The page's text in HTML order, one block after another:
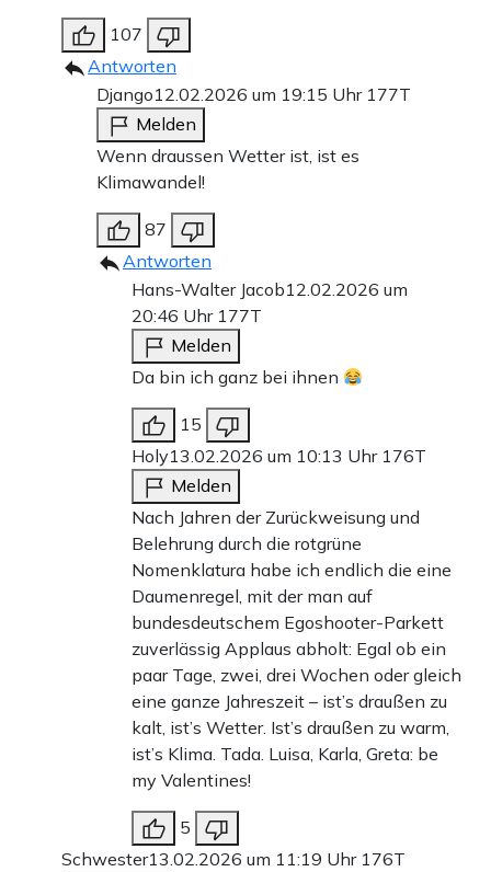
107
Antworten
Django12.02.2026 um 19:15 Uhr 177T
Melden
Wenn draussen Wetter ist, ist es
Klimawandel!
87
Antworten
Hans-Walter Jacob12.02.2026 um
20:46 Uhr 177T
Melden
Da bin ich ganz bei ihnen
15
Holy13.02.2026 um 10:13 Uhr 176T
Melden
Nach Jahren der Zurückweisung und
Belehrung durch die rotgrüne
Nomenklatura habe ich endlich die eine
Daumenregel, mit der man auf
bundesdeutschem Egoshooter-Parkett
zuverlässig Applaus abholt: Egal ob ein
paar Tage, zwei, drei Wochen oder gleich
eine ganze Jahreszeit – ist’s draußen zu
kalt, ist’s Wetter. Ist’s draußen zu warm,
ist’s Klima. Tada. Luisa, Karla, Greta: be
my Valentines!
5
Schwester13.02.2026 um 11:19 Uhr 176T